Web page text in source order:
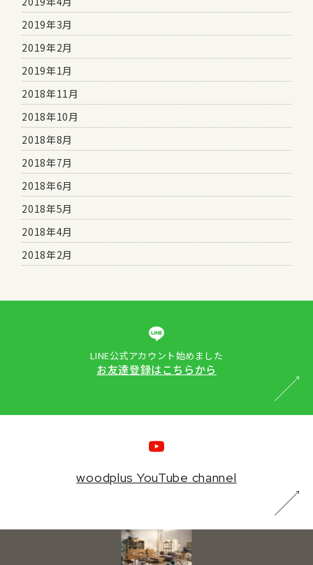
2019年3月
2019年2月
2019年1月
2018年11月
2018年10月
2018年8月
2018年7月
2018年6月
2018年5月
2018年4月
2018年2月
LINE公式アカウント始めました
お友達登録はこちらから
woodplus YouTube channel